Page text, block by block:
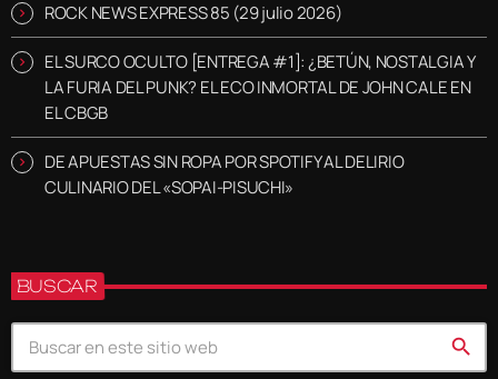
ROCK NEWS EXPRESS 85 (29 julio 2026)
EL SURCO OCULTO [ENTREGA #1]: ¿BETÚN, NOSTALGIA Y
LA FURIA DEL PUNK? EL ECO INMORTAL DE JOHN CALE EN
EL CBGB
DE APUESTAS SIN ROPA POR SPOTIFY AL DELIRIO
CULINARIO DEL «SOPAI-PISUCHI»
BUSCAR
search